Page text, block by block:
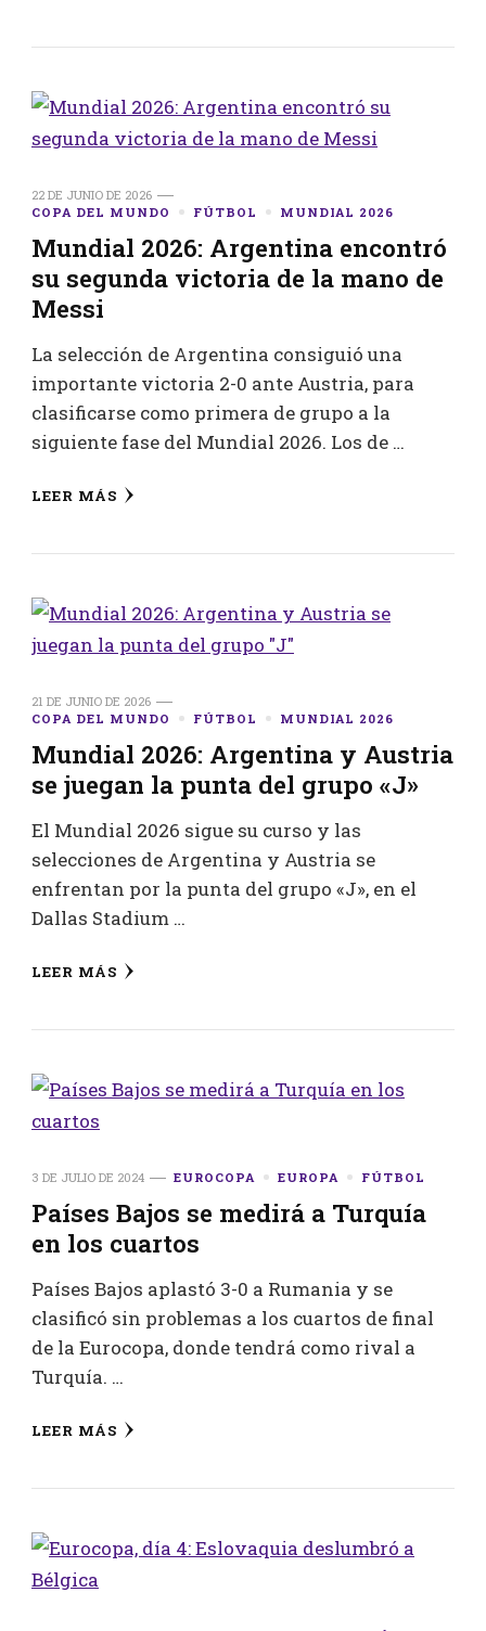
22 DE JUNIO DE 2026
COPA DEL MUNDO
FÚTBOL MUNDIAL 2026
Mundial 2026: Argentina encontró
su segunda victoria de la mano de
Messi
La selección de Argentina consiguió una
importante victoria 2-0 ante Austria, para
clasificarse como primera de grupo a la
siguiente fase del Mundial 2026. Los de …
LEER MÁS
21 DE JUNIO DE 2026
COPA DEL MUNDO
FÚTBOL MUNDIAL 2026
Mundial 2026: Argentina y Austria
se juegan la punta del grupo «J»
El Mundial 2026 sigue su curso y las
selecciones de Argentina y Austria se
enfrentan por la punta del grupo «J», en el
Dallas Stadium …
LEER MÁS
3 DE JULIO DE 2024 EUROCOPA EUROPA FÚTBOL
Países Bajos se medirá a Turquía
en los cuartos
Países Bajos aplastó 3-0 a Rumania y se
clasificó sin problemas a los cuartos de final
de la Eurocopa, donde tendrá como rival a
Turquía. …
LEER MÁS